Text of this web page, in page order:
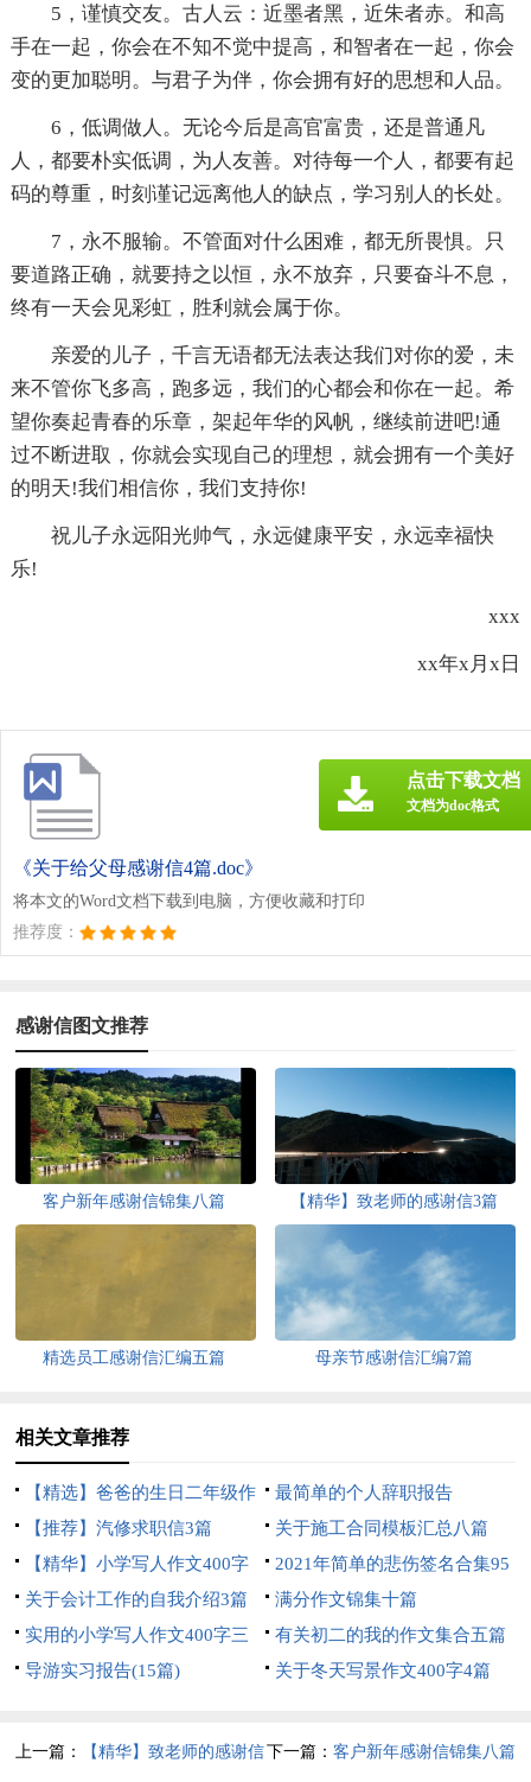
5，谨慎交友。古人云：近墨者黑，近朱者赤。和高
手在一起，你会在不知不觉中提高，和智者在一起，你会
变的更加聪明。与君子为伴，你会拥有好的思想和人品。
6，低调做人。无论今后是高官富贵，还是普通凡
人，都要朴实低调，为人友善。对待每一个人，都要有起
码的尊重，时刻谨记远离他人的缺点，学习别人的长处。
7，永不服输。不管面对什么困难，都无所畏惧。只
要道路正确，就要持之以恒，永不放弃，只要奋斗不息，
终有一天会见彩虹，胜利就会属于你。
亲爱的儿子，千言无语都无法表达我们对你的爱，未
来不管你飞多高，跑多远，我们的心都会和你在一起。希
望你奏起青春的乐章，架起年华的风帆，继续前进吧!通
过不断进取，你就会实现自己的理想，就会拥有一个美好
的明天!我们相信你，我们支持你!
祝儿子永远阳光帅气，永远健康平安，永远幸福快
乐!
xxx
xx年x月x日
《关于给父母感谢信4篇.doc》
将本文的Word文档下载到电脑，方便收藏和打印
推荐度：
点击下载文档
文档为doc格式
感谢信图文推荐
客户新年感谢信锦集八篇 【精华】致老师的感谢信3篇
精选员工感谢信汇编五篇 母亲节感谢信汇编7篇
相关文章推荐
【精选】爸爸的生日二年级作
文三篇
最简单的个人辞职报告
【推荐】汽修求职信3篇
关于施工合同模板汇总八篇
【精华】小学写人作文400字
汇编5篇
2021年简单的悲伤签名合集95
句
关于会计工作的自我介绍3篇
满分作文锦集十篇
实用的小学写人作文400字三
篇
有关初二的我的作文集合五篇
导游实习报告(15篇)
关于冬天写景作文400字4篇
上一篇： 【精华】致老师的感谢信下一篇： 客户新年感谢信锦集八篇